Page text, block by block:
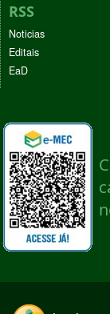
RSS
Noticias
Editais
EaD